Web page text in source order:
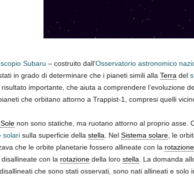
Subaru – costruito dall’Osservatorio astronomico
in grado di determinare che i pianeti simili alla Terra del
risultato importante, che aiuta a comprendere l’evoluzione
che orbitano attorno a Trappist-1, compresi quelli
Solenon sono statiche, ma ruotano attorno al proprio asse.
solarisulla superficie della stella . Nel Sistema solare, le
che le orbite planetarie fossero allineate con la rotazione
con la rotazionedella loro stella . La domanda
che sono stati osservati, sono nati allineati e